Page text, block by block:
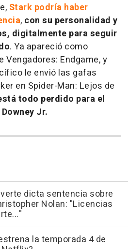
Stark podría haber
, con su personalidad y
digitalmente para seguir
. Ya apareció como
Vengadores: Endgame, y
le envió las gafas
en Spider-Man: Lejos de
todo perdido para el
Jr.
dicta sentencia sobre
Nolan: "Licencias
la temporada 4 de